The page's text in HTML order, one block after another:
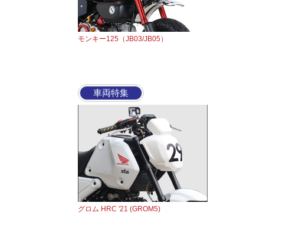
モンキー125（JB03/JB05）
車両特集
グロム HRC '21 (GROM5)